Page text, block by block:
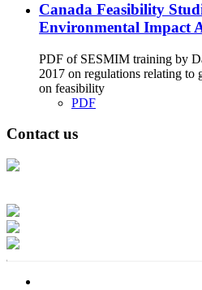
Canada Feasibility
Environmental Impact
PDF of SESMIM training by
2017 on regulations relating to
on feasibility
PDF
Contact us